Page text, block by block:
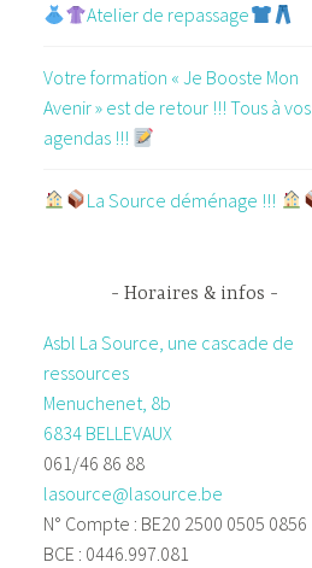
Atelier de repassage​
Votre formation « Je Booste Mon
Avenir » est de retour !!! Tous à vos
agendas !!!
​La Source déménage !!!
Horaires & infos
Asbl La Source, une cascade de
ressources
Menuchenet, 8b
6834 BELLEVAUX
061/46 86 88
lasource@lasource.be
N° Compte : BE20 2500 0505 0856
BCE : 0446.997.081